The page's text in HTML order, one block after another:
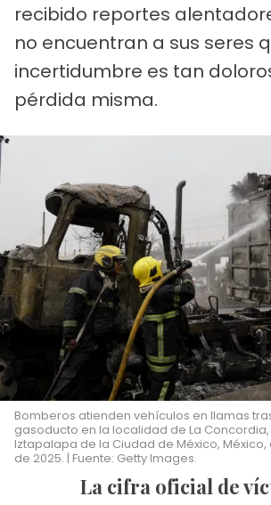
recibido reportes
no encuentran a sus seres
incertidumbre es tan
pérdida misma.
Bomberos atienden vehículos en llamas
gasoducto en la localidad de La
Iztapalapa de la Ciudad de México, México,
de 2025. | Fuente: Getty Images.
La cifra oficial de